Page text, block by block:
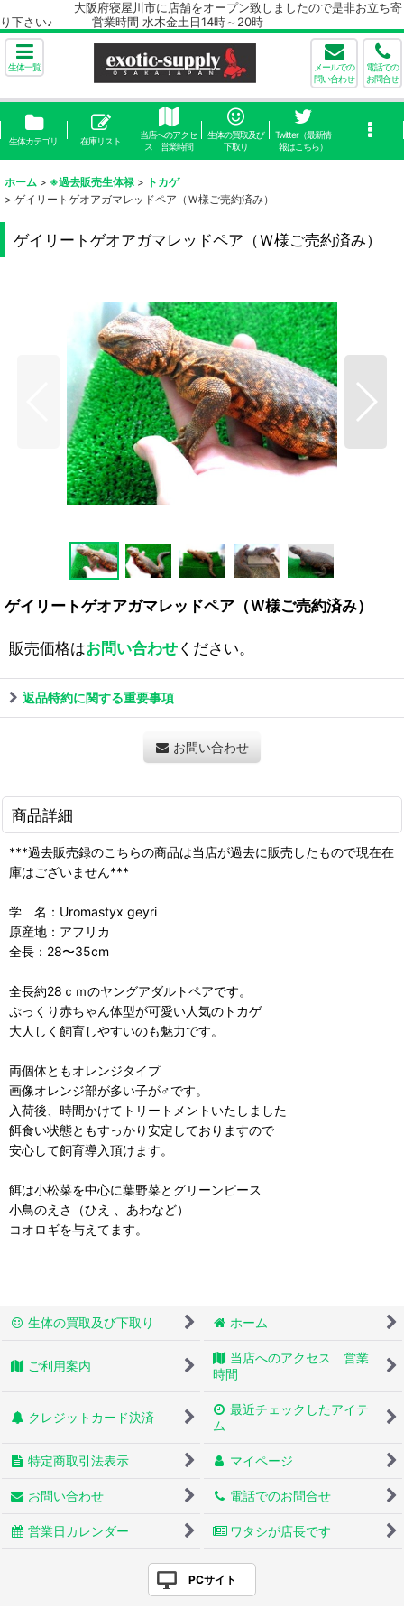
大阪府寝屋川市に店舗をオープン致しましたので是非お立ち寄
り下さい♪ 営業時間 水木金土日14時～20時
生体一覧
メールでの
問い合わせ
電話での
お問合せ
生体カテゴリ 在庫リスト
当店へのアクセ
ス 営業時間
生体の買取及び
下取り
Twitter（最新情
報はこちら）
ホーム > ※過去販売生体禄 > トカゲ
> ゲイリートゲオアガマレッドペア（Ｗ様ご売約済み）
ゲイリートゲオアガマレッドペア（Ｗ様ご売約済み）
ゲイリートゲオアガマレッドペア（Ｗ様ご売約済み）
販売価格はお問い合わせください。
返品特約に関する重要事項
お問い合わせ
商品詳細
***過去販売録のこちらの商品は当店が過去に販売したもので現在在
庫はございません***
学 名：Uromastyx geyri
原産地：アフリカ
全長：28〜35cm
全長約28ｃｍのヤングアダルトペアです。
ぷっくり赤ちゃん体型が可愛い人気のトカゲ
大人しく飼育しやすいのも魅力です。
両個体ともオレンジタイプ
画像オレンジ部が多い子が♂です。
入荷後、時間かけてトリートメントいたしました
餌食い状態ともすっかり安定しておりますので
安心して飼育導入頂けます。
餌は小松菜を中心に葉野菜とグリーンピース
小鳥のえさ（ひえ 、あわなど）
コオロギを与えてます。
生体の買取及び下取り ホーム
ご利用案内
当店へのアクセス 営業
時間
クレジットカード決済
最近チェックしたアイテ
ム
特定商取引法表示 マイページ
お問い合わせ 電話でのお問合せ
営業日カレンダー ワタシが店長です
PCサイト